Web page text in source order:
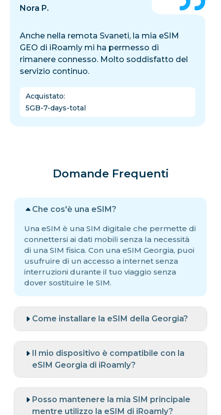
Nora P.
Anche nella remota Svaneti, la mia eSIM
GEO di iRoamly mi ha permesso di
rimanere connesso. Molto soddisfatto del
servizio continuo.
Acquistato:
5GB-7-days-total
Domande Frequenti
Che cos'è una eSIM?
Una eSIM è una SIM digitale che permette di
connettersi ai dati mobili senza la necessità
di una SIM fisica. Con una eSIM Georgia, puoi
usufruire di un accesso a internet senza
interruzioni durante il tuo viaggio senza
dover sostituire le SIM.
Come installare la eSIM della Georgia?
Il mio dispositivo è compatibile con la
eSIM Georgia di iRoamly?
Posso mantenere la mia SIM principale
mentre utilizzo la eSIM di iRoamly?